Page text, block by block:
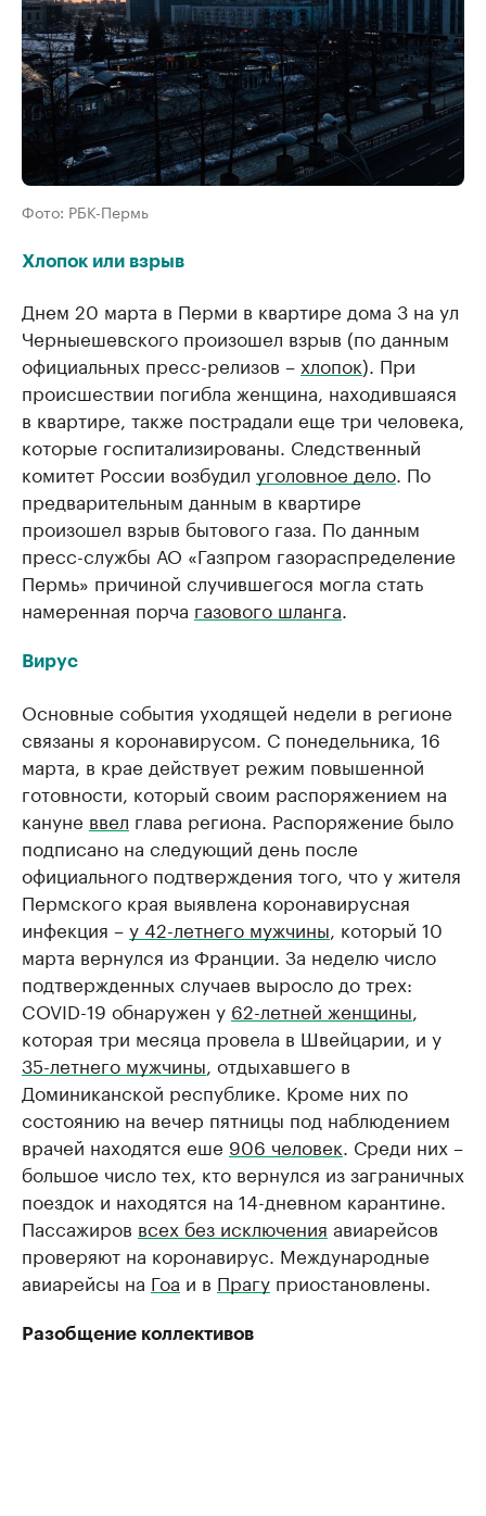
Фото: РБК-Пермь
Хлопок или взрыв
Днем 20 марта в Перми в квартире дома 3 на ул
Черныешевского произошел взрыв (по данным
официальных пресс-релизов – хлопок). При
происшествии погибла женщина, находившаяся
в квартире, также пострадали еще три человека,
которые госпитализированы. Следственный
комитет России возбудил уголовное дело . По
предварительным данным в квартире
произошел взрыв бытового газа. По данным
пресс-службы АО «Газпром газораспределение
Пермь» причиной случившегося могла стать
намеренная порча газового шланга
Вирус
Основные события уходящей недели в регионе
связаны я коронавирусом. С понедельника, 16
марта, в крае действует режим повышенной
готовности, который своим распоряжением на
кануне ввел глава региона. Распоряжение было
подписано на следующий день после
официального подтверждения того, что у жителя
Пермского края выявлена коронавирусная
инфекция –у 42-летнего мужчины , который 10
марта вернулся из Франции. За неделю число
подтвержденных случаев выросло до трех:
COVID-19 обнаружен у 62-летней женщины
которая три месяца провела в Швейцарии, и у
35-летнего мужчины , отдыхавшего в
Доминиканской республике. Кроме них по
состоянию на вечер пятницы под наблюдением
врачей находятся еше 906 человек . Среди них –
большое число тех, кто вернулся из заграничных
поездок и находятся на 14-дневном карантине.
Пассажиров всех без исключения авиарейсов
проверяют на коронавирус. Международные
авиарейсы на Гоа и в Прагу приостановлены.
Разобщение коллективов